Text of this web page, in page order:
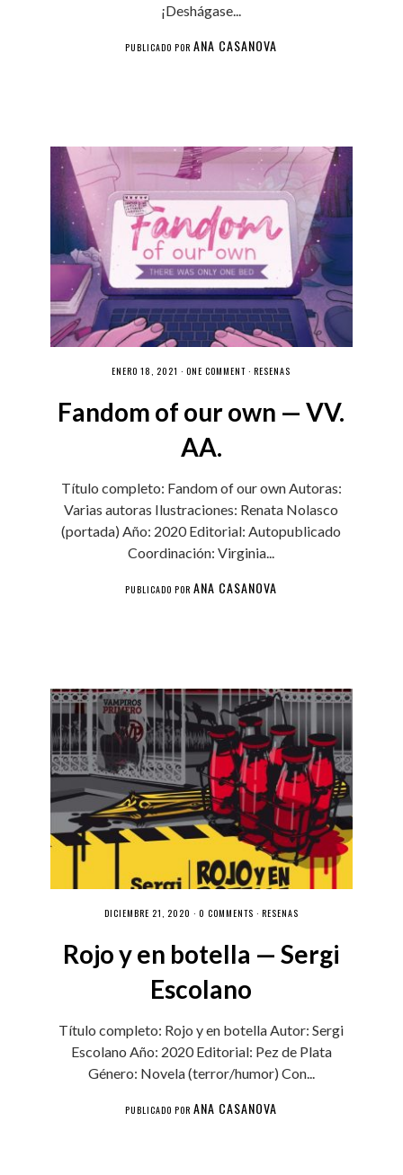
¡Deshágase...
PUBLICADO PORANA CASANOVA
ENERO 18, 2021 ·ONE COMMENT ·RESEÑAS
Fandom of our own — VV.
AA.
Título completo: Fandom of our own Autoras:
Varias autoras Ilustraciones: Renata Nolasco
(portada) Año: 2020 Editorial: Autopublicado
Coordinación: Virginia...
PUBLICADO PORANA CASANOVA
DICIEMBRE 21, 2020 · 0 COMMENTS · RESEÑAS
Rojo y en botella — Sergi
Escolano
Título completo: Rojo y en botella Autor: Sergi
Escolano Año: 2020 Editorial: Pez de Plata
Género: Novela (terror/humor) Con...
PUBLICADO PORANA CASANOVA